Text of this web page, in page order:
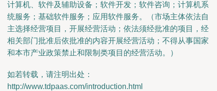
计算机、软件及辅助设备；软件开发；软件咨询；计算机系
统服务；基础软件服务；应用软件服务。（市场主体依法自
主选择经营项目，开展经营活动；依法须经批准的项目，经
相关部门批准后依批准的内容开展经营活动；不得从事国家
和本市产业政策禁止和限制类项目的经营活动。）
如若转载，请注明出处：
http://www.tdpaas.com/introduction.html